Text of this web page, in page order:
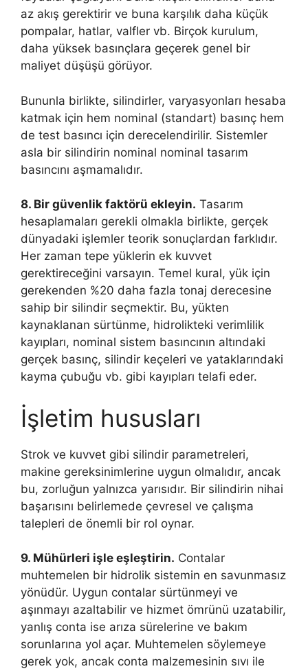
az akış gerektirir ve buna karşılık daha küçük
pompalar, hatlar, valfler vb. Birçok kurulum,
daha yüksek basınçlara geçerek genel bir
maliyet düşüşü görüyor.
Bununla birlikte, silindirler, varyasyonları hesaba
katmak için hem nominal (standart) basınç hem
de test basıncı için derecelendirilir. Sistemler
asla bir silindirin nominal nominal tasarım
basıncını aşmamalıdır.
8. Bir güvenlik faktörü ekleyin. Tasarım
hesaplamaları gerekli olmakla birlikte, gerçek
dünyadaki işlemler teorik sonuçlardan farklıdır.
Her zaman tepe yüklerin ek kuvvet
gerektireceğini varsayın. Temel kural, yük için
gerekenden %20 daha fazla tonaj derecesine
sahip bir silindir seçmektir. Bu, yükten
kaynaklanan sürtünme, hidrolikteki verimlilik
kayıpları, nominal sistem basıncının altındaki
gerçek basınç, silindir keçeleri ve yataklarındaki
kayma çubuğu vb. gibi kayıpları telafi eder.
İşletim hususları
Strok ve kuvvet gibi silindir parametreleri,
makine gereksinimlerine uygun olmalıdır, ancak
bu, zorluğun yalnızca yarısıdır. Bir silindirin nihai
başarısını belirlemede çevresel ve çalışma
talepleri de önemli bir rol oynar.
9. Mühürleri işle eşleştirin. Contalar
muhtemelen bir hidrolik sistemin en savunmasız
yönüdür. Uygun contalar sürtünmeyi ve
aşınmayı azaltabilir ve hizmet ömrünü uzatabilir,
yanlış conta ise arıza sürelerine ve bakım
sorunlarına yol açar. Muhtemelen söylemeye
gerek yok, ancak conta malzemesinin sıvı ile